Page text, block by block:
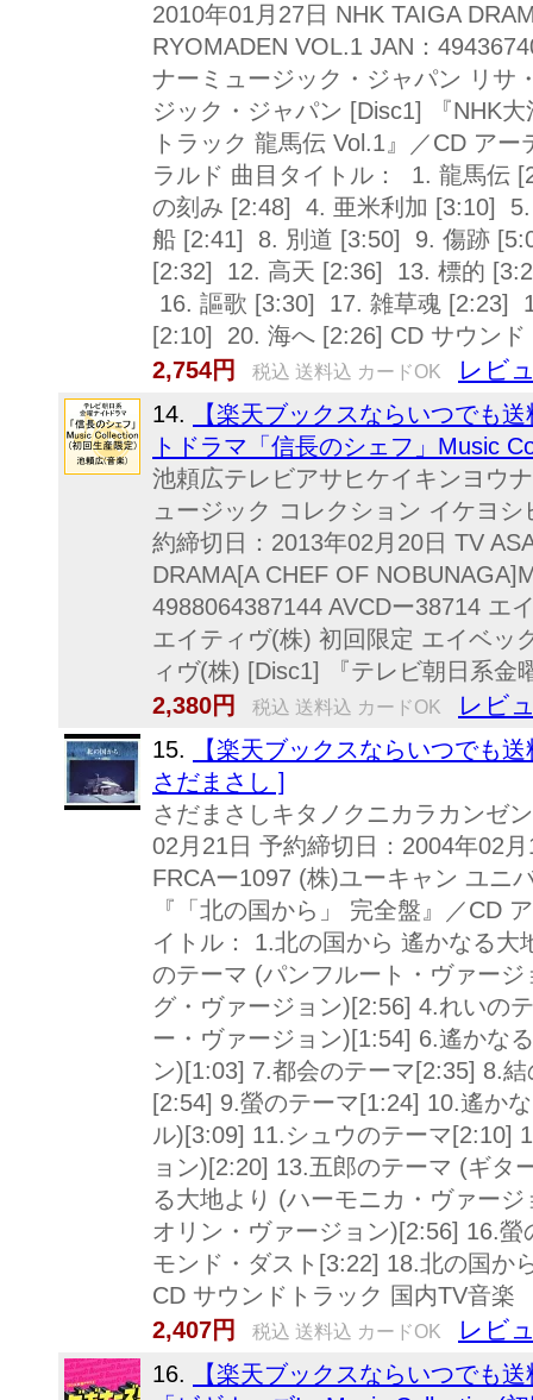
2010年01月27日 NHK TAIGA
RYOMADEN VOL.1 JAN：
ナーミュージック・ジャパン リサ
ジック・ジャパン [Disc1] 『NHK
トラック 龍馬伝 Vol.1』／CD ア
ラルド 曲目タイトル： 1. 龍馬伝
の刻み [2:48] 4. 亜米利加 [3:10]
船 [2:41] 8. 別道 [3:50] 9. 傷跡
[2:32] 12. 高天 [2:36] 13. 標的
16. 謳歌 [3:30] 17. 雑草魂 [2:23]
[2:10] 20. 海へ [2:26] CD サウンド
2,754円
税込 送料込 カードOK レビ
14.
【楽天ブックスならいつでも
トドラマ「信長のシェフ」Music
池頼広テレビアサヒケイキンヨウ
ュージック コレクション イケヨ
約締切日：2013年02月20日 TV
DRAMA[A CHEF OF
4988064387144 AVCDー38714 エ
エイティヴ(株) 初回限定 エイベッ
ィヴ(株) [Disc1] 『テレビ朝日系金
2,380円
税込 送料込 カードOK レビ
15.
【楽天ブックスならいつでも
さだまさし ]
さだまさしキタノクニカラカンゼ
02月21日 予約締切日：2004年02
FRCAー1097 (株)ユーキャン ユニ
『「北の国から」 完全盤』／CD
イトル： 1.北の国から 遙かなる
のテーマ (パンフルート・ヴァー
グ・ヴァージョン)[2:56] 4.れいの
ー・ヴァージョン)[1:54] 6.遙かな
ン)[1:03] 7.都会のテーマ[2:35] 8.
[2:54] 9.螢のテーマ[1:24] 10.遙か
ル)[3:09] 11.シュウのテーマ[2:10]
ョン)[2:20] 13.五郎のテーマ (ギタ
る大地より (ハーモニカ・ヴァー
オリン・ヴァージョン)[2:56] 16.
モンド・ダスト[3:22] 18.北の国か
CD サウンドトラック 国内TV音楽
2,407円
税込 送料込 カードOK レビ
16.
【楽天ブックスならいつでも